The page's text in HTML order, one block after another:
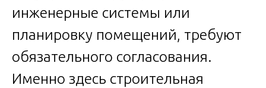
инженерные системы или
планировку помещений, требуют
обязательного согласования.
Именно здесь строительная